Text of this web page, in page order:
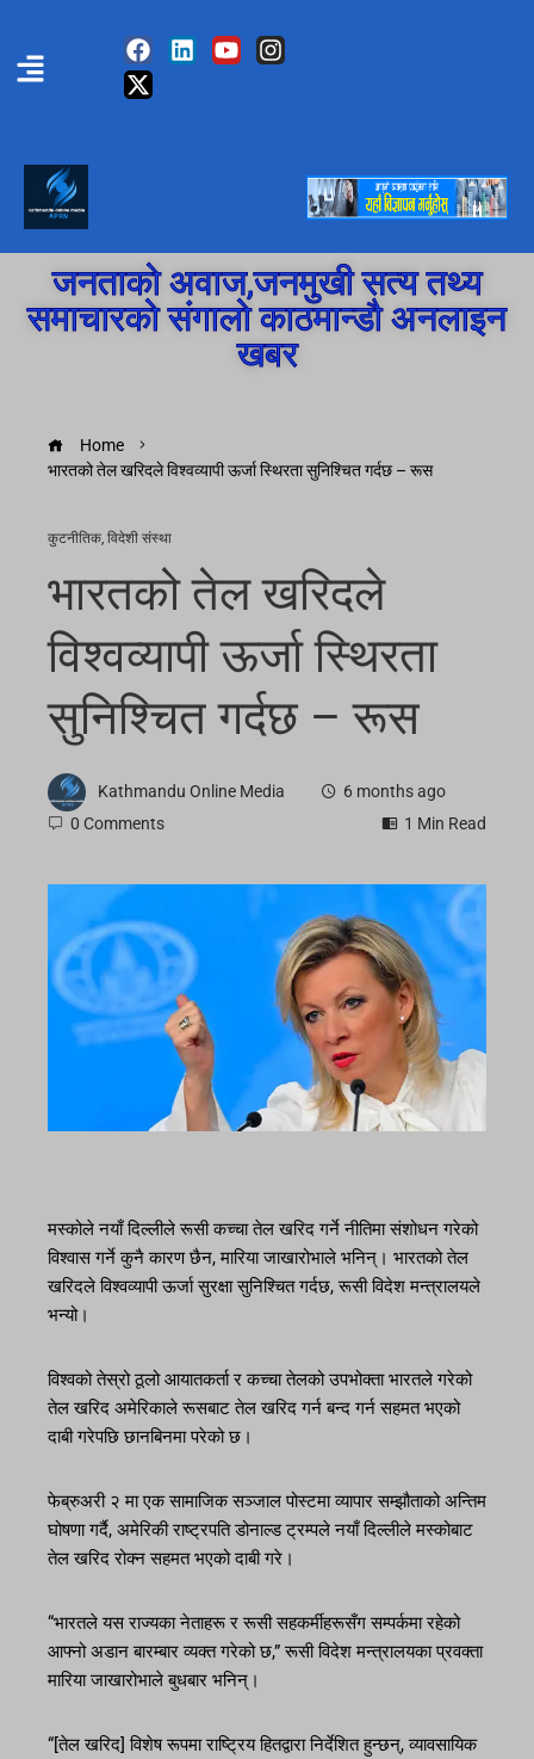
जनताको अवाज,जनमुखी सत्य तथ्य
समाचारको संगालो काठमान्डौ अनलाइन
खबर
Home
भारतको तेल खरिदले विश्वव्यापी ऊर्जा स्थिरता सुनिश्चित गर्दछ – रूस
कुटनीतिक, विदेशी संस्था
भारतको तेल खरिदले
विश्वव्यापी ऊर्जा स्थिरता
सुनिश्चित गर्दछ – रूस
Kathmandu Online Media
6 months ago
0 Comments
1 Min Read
मस्कोले नयाँ दिल्लीले रूसी कच्चा तेल खरिद गर्ने नीतिमा संशोधन गरेको
विश्वास गर्ने कुनै कारण छैन, मारिया जाखारोभाले भनिन्। भारतको तेल
खरिदले विश्वव्यापी ऊर्जा सुरक्षा सुनिश्चित गर्दछ, रूसी विदेश मन्त्रालयले
भन्यो।
विश्वको तेस्रो ठूलो आयातकर्ता र कच्चा तेलको उपभोक्ता भारतले गरेको
तेल खरिद अमेरिकाले रूसबाट तेल खरिद गर्न बन्द गर्न सहमत भएको
दाबी गरेपछि छानबिनमा परेको छ।
फेब्रुअरी २ मा एक सामाजिक सञ्जाल पोस्टमा व्यापार सम्झौताको अन्तिम
घोषणा गर्दै, अमेरिकी राष्ट्रपति डोनाल्ड ट्रम्पले नयाँ दिल्लीले मस्कोबाट
तेल खरिद रोक्न सहमत भएको दाबी गरे।
“भारतले यस राज्यका नेताहरू र रूसी सहकर्मीहरूसँग सम्पर्कमा रहेको
आफ्नो अडान बारम्बार व्यक्त गरेको छ,” रूसी विदेश मन्त्रालयका प्रवक्ता
मारिया जाखारोभाले बुधबार भनिन्।
“[तेल खरिद] विशेष रूपमा राष्ट्रिय हितद्वारा निर्देशित हुन्छन्, व्यावसायिक